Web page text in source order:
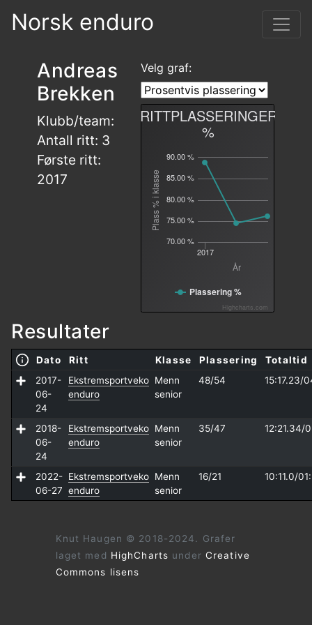
Norsk enduro
Andreas
Brekken
Klubb/team:
Antall ritt: 3
Første ritt:
2017
Velg graf:
År
Plass % i klasse
RITTPLASSERINGER
%
2017
70.00 %
75.00 %
80.00 %
85.00 %
90.00 %
Plassering %
Highcharts.com
Resultater
Dato Ritt Klasse Plassering
Totaltid
2017-
06-
24
Ekstremsportveko
enduro
Menn
senior
48/54 15:17.23/
2018-
06-
24
Ekstremsportveko
enduro
Menn
senior
35/47 12:21.34/
2022-
06-27
Ekstremsportveko
enduro
Menn
senior
16/21 10:11.0/
Knut Haugen © 2018-2024. Grafer
laget med HighCharts under Creative
Commons lisens